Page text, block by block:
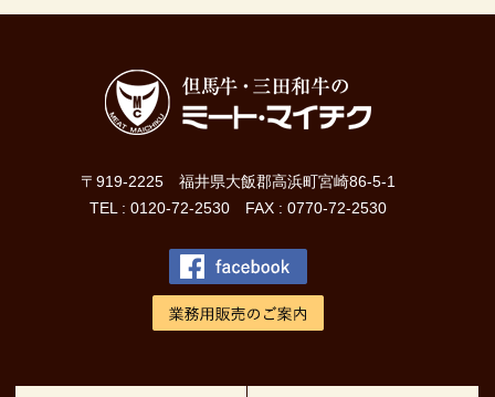
〒919-2225 福井県大飯郡高浜町宮崎86-5-1
TEL : 0120-72-2530 FAX : 0770-72-2530